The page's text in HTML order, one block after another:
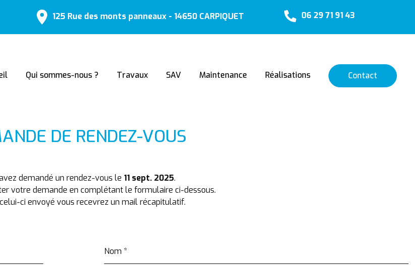
125 Rue des monts panneaux - 14650 CARPIQUET 06 29 71 91 43
Qui sommes-nous ? Travaux SAV Maintenance Réalisations Contact
DE RENDEZ-VOUS
demandé un rendez-vous le 11 sept. 2025.
votre demande en complétant le formulaire ci-dessous.
ci envoyé vous recevrez un mail récapitulatif.
Nom *